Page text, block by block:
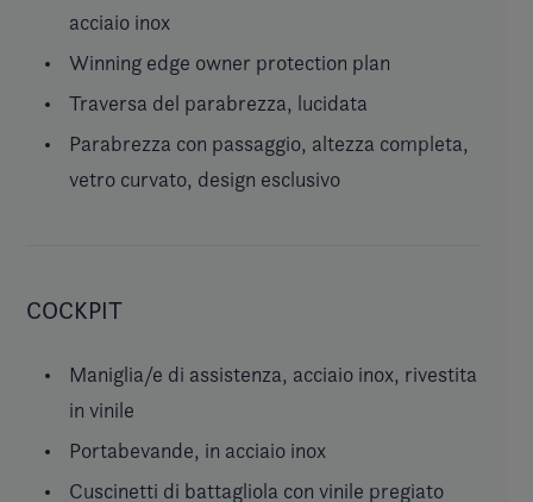
acciaio inox
Winning edge owner protection plan
Traversa del parabrezza, lucidata
Parabrezza con passaggio, altezza completa,
vetro curvato, design esclusivo
COCKPIT
Maniglia/e di assistenza, acciaio inox, rivestita
in vinile
Portabevande, in acciaio inox
Cuscinetti di battagliola con vinile pregiato